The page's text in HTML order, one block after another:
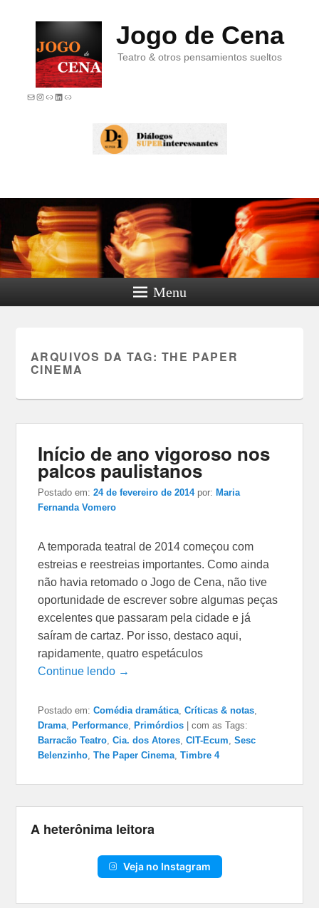
Jogo de Cena
Teatro & otros pensamientos sueltos
E-mailInstagram
LinkLinkedIn
Link
Menu
ARQUIVOS DA TAG: THE PAPER
CINEMA
Início de ano vigoroso nos
palcos paulistanos
Postado em:24 de fevereiro de 2014 por:Maria
Fernanda Vomero
A temporada teatral de 2014 começou com
estreias e reestreias importantes. Como ainda
não havia retomado o Jogo de Cena, não tive
oportunidade de escrever sobre algumas peças
excelentes que passaram pela cidade e já
saíram de cartaz. Por isso, destaco aqui,
rapidamente, quatro espetáculos
Continue lendo →
Postado em: Comédia dramática ,Críticas & notas
Drama ,Performance ,Primórdios |com as Tags:
Barracão Teatro ,Cia. dos Atores ,CIT-Ecum ,Sesc
Belenzinho ,The Paper Cinema ,Timbre 4
A heterônima leitora
Veja no Instagram